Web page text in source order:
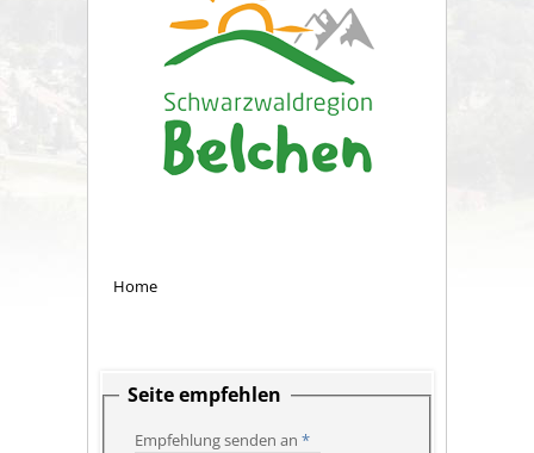
Home
Seite empfehlen
Empfehlung senden an *